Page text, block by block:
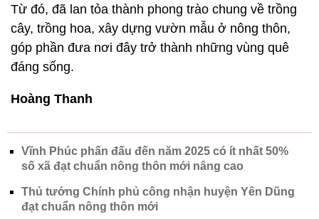
Hoàng Thanh
số xã đạt chuẩn nông thôn mới nâng cao
đạt chuẩn nông thôn mới
Phụ nữ Vĩnh Phúc nông thôn mới